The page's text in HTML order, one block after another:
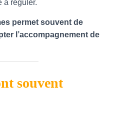
à réguler.
permet souvent de
l’accompagnement de
souvent